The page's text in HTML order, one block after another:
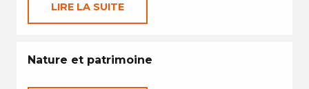
LIRE LA SUITE
Nature et patrimoine